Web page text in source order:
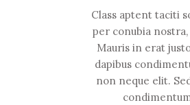
Class aptent taciti
per conubia
Mauris in erat
dapibus
non neque elit.